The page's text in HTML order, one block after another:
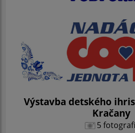
Výstavba detského
Kračany
5